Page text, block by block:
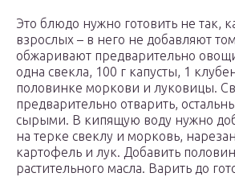
Это блюдо нужно готовить не так,
взрослых – в него не добавляют
обжаривают предварительно
одна свекла, 100 г капусты, 1
половинке моркови и луковицы.
предварительно отварить,
сырыми. В кипящую воду нужно
на терке свеклу и морковь,
картофель и лук. Добавить
растительного масла. Варить до